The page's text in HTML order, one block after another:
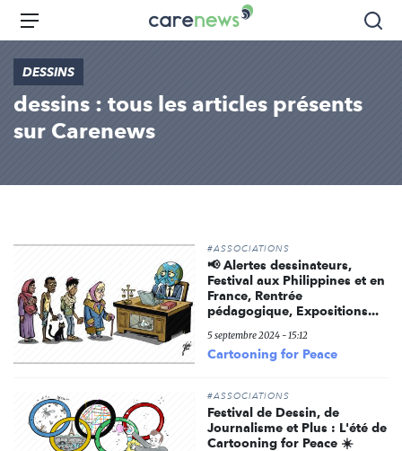
Aller
principal
Carenews,
Le
acteurs
l'engagement
Menu
DESSINS
dessins : tous les articles présents
sur Carenews
#ASSOCIATIONS
📢 Alertes dessinateurs,
Festival aux Philippines et en
France, Rentrée
pédagogique, Expositions...
5 septembre 2024 - 15:12
Cartooning for Peace
#ASSOCIATIONS
Festival de Dessin, de
Journalisme et Plus : L'été de
Cartooning for Peace ☀️